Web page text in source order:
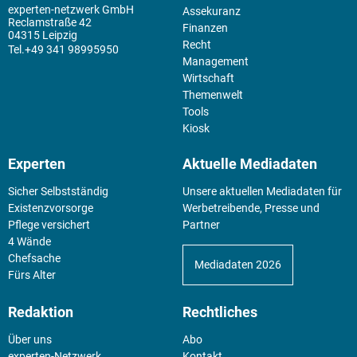
experten-netzwerk GmbH
Reclamstraße 42
04315 Leipzig
+49 341 98995950
Assekuranz
Finanzen
Recht
Management
Wirtschaft
Themenwelt
Tools
Kiosk
Experten
Sicher Selbstständig
Existenz­vorsorge
Pflege versichert
4 Wände
Chefsache
Fürs Alter
Aktuelle Mediadaten
Unsere aktuellen Mediadaten für
Werbetreibende, Presse und
Partner
Mediadaten 2026
Redaktion
Über uns
Rechtliches
Abo